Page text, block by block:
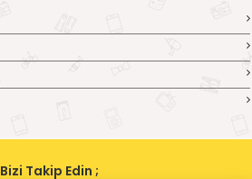
Bizi Takip Edin ;